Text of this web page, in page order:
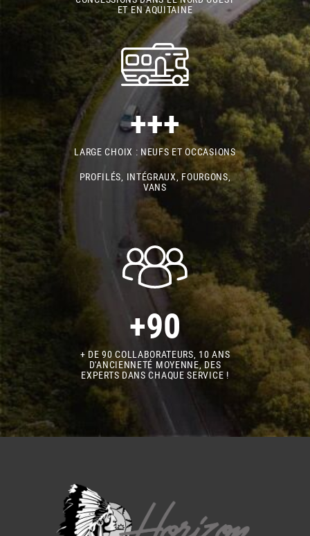
ET EN AQUITAINE
+++
LARGE CHOIX : NEUFS ET OCCASIONS
PROFILÉS, INTÉGRAUX, FOURGONS,
VANS
+90
+ DE 90 COLLABORATEURS, 10 ANS
D'ANCIENNETÉ MOYENNE, DES
EXPERTS DANS CHAQUE SERVICE !